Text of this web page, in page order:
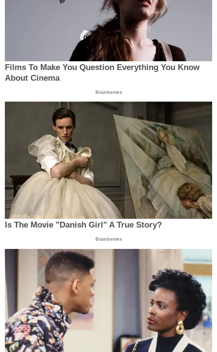
Films To Make You Question Everything You Know
About Cinema
Brainberries
Is The Movie "Danish Girl" A True Story?
Brainberries